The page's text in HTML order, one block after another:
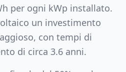
per ogni kWp installato.
un investimento
con tempi di
di circa 3.6 anni.